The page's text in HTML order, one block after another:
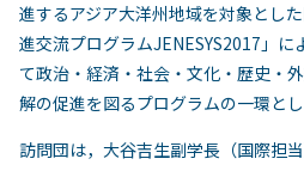
進するアジア大洋州地域を対象とし
進交流プログラムJENESYS2017」に
て政治・経済・社会・文化・歴史・
解の促進を図るプログラムの一環とし
訪問団は，大谷吉生副学長（国際担